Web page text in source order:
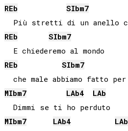
REb
SIbm7
REb
SIbm7
REb
SIbm7
MIbm7 LAb4
LAb
MIbm7 LAb4 LAb